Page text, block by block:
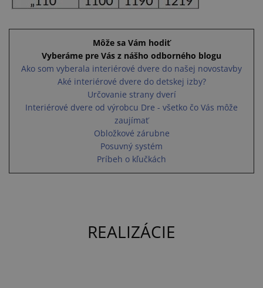
Môže sa Vám hodiť
Vyberáme pre Vás z nášho odborného blogu
Ako som vyberala interiérové dvere do našej novostavby
Aké interiérové dvere do detskej izby?
Určovanie strany dverí
Interiérové dvere od výrobcu Dre - všetko čo Vás môže
zaujímať
Obložkové zárubne
Posuvný systém
Príbeh o kľučkách
REALIZÁCIE